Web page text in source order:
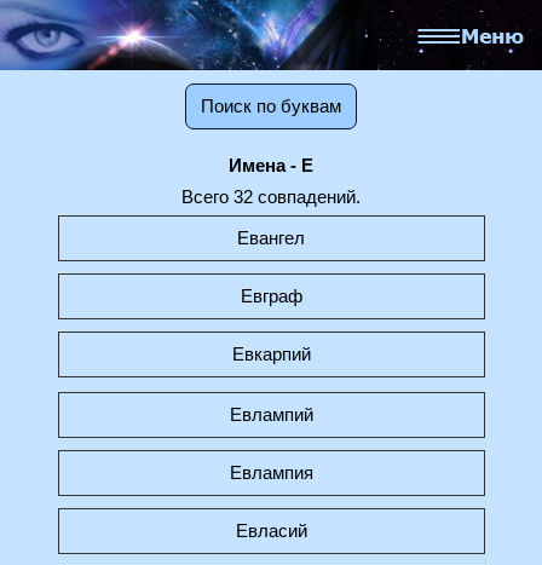
Поиск по буквам
Имена - Е
Всего 32 совпадений.
Евангел
Евграф
Евкарпий
Евлампий
Евлампия
Евласий